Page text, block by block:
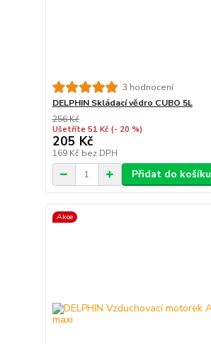
3 hodnocení
DELPHIN Skládací vědro CUBO 5L
256 Kč
Ušetříte 51 Kč (- 20 %)
205 Kč
169 Kč bez DPH
Přidat do košíku
Akce